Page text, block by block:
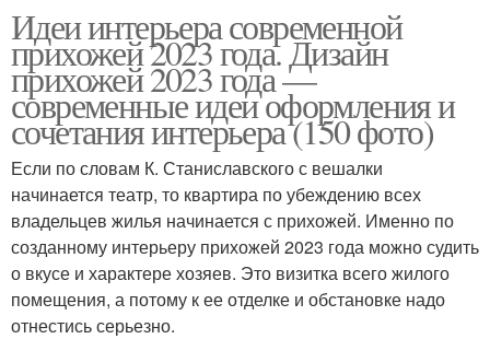
Идеи интерьера современной
прихожей 2023 года. Дизайн
прихожей 2023 года —
современные идеи оформления и
сочетания интерьера (150 фото)
Если по словам К. Станиславского с вешалки
начинается театр, то квартира по убеждению всех
владельцев жилья начинается с прихожей. Именно по
созданному интерьеру прихожей 2023 года можно судить
о вкусе и характере хозяев. Это визитка всего жилого
помещения, а потому к ее отделке и обстановке надо
отнестись серьезно.